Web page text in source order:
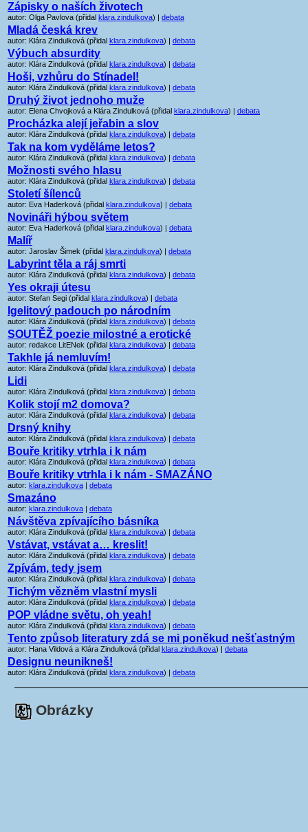
Zápisky o naších životech
autor: Olga Pavlova (přidal klara.zindulkova) | debata
Mladá česká krev
autor: Klára Zindulková (přidal klara.zindulkova) | debata
Výbuch absurdity
autor: Klára Zindulková (přidal klara.zindulkova) | debata
Hoši, vzhůru do Stínadel!
autor: Klára Zindulková (přidal klara.zindulkova) | debata
Druhý život jednoho muže
autor: Elena Chvojková a Klára Zindulková (přidal klara.zindulkova) | debata
Procházka alejí jeřabin a slov
autor: Klára Zindulková (přidal klara.zindulkova) | debata
Tak na kom vyděláme letos?
autor: Klára Zindulková (přidal klara.zindulkova) | debata
Možnosti svého hlasu
autor: Klára Zindulková (přidal klara.zindulkova) | debata
Století šílenců
autor: Eva Haderková (přidal klara.zindulkova) | debata
Novináři hýbou světem
autor: Eva Haderková (přidal klara.zindulkova) | debata
Malíř
autor: Jaroslav Šimek (přidal klara.zindulkova) | debata
Labyrint těla a ráj smrti
autor: Klára Zindulková (přidal klara.zindulkova) | debata
Yes okraji útesu
autor: Stefan Segi (přidal klara.zindulkova) | debata
Igelitový padouch po národním
autor: Klára Zindulková (přidal klara.zindulkova) | debata
SOUTĚŽ poezie milostné a erotické
autor: redakce LitENek (přidal klara.zindulkova) | debata
Takhle já nemluvím!
autor: Klára Zindulková (přidal klara.zindulkova) | debata
Lidi
autor: Klára Zindulková (přidal klara.zindulkova) | debata
Kolik stojí m2 domova?
autor: Klára Zindulková (přidal klara.zindulkova) | debata
Drsný knihy
autor: Klára Zindulková (přidal klara.zindulkova) | debata
Bouře kritiky vtrhla i k nám
autor: Klára Zindulková (přidal klara.zindulkova) | debata
Bouře kritiky vtrhla i k nám - SMAZÁNO
autor: klara.zindulkova | debata
Smazáno
autor: klara.zindulkova | debata
Návštěva zpívajícího básníka
autor: Klára Zindulková (přidal klara.zindulkova) | debata
Vstávat, vstávat a… kreslit!
autor: Klára Zindulková (přidal klara.zindulkova) | debata
Zpívám, tedy jsem
autor: Klára Zindulková (přidal klara.zindulkova) | debata
Tichým vězněm vlastní mysli
autor: Klára Zindulková (přidal klara.zindulkova) | debata
POP vládne světu, oh yeah!
autor: Klára Zindulková (přidal klara.zindulkova) | debata
Tento způsob literatury zdá se mi poněkud nešťastným
autor: Hana Vildová a Klára Zindulková (přidal klara.zindulkova) | debata
Designu neunikneš!
autor: Klára Zindulková (přidal klara.zindulkova) | debata
Obrázky